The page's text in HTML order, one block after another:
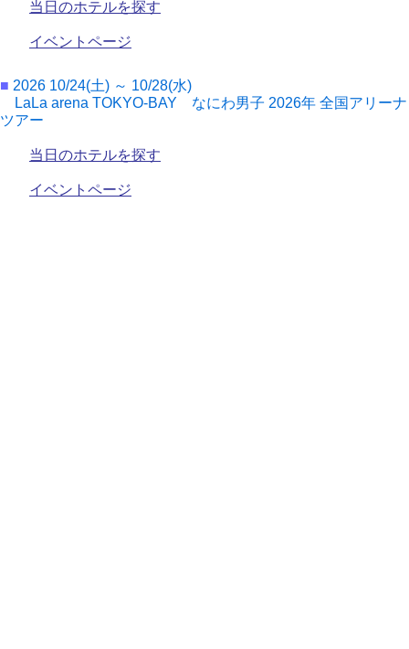
当日のホテルを探す
イベントページ
■ 2026 10/24(土) ～ 10/28(水)
LaLa arena TOKYO-BAY なにわ男子 2026年 全国アリーナ
ツアー
当日のホテルを探す
イベントページ